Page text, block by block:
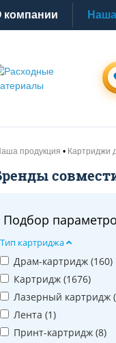
компании
продукция Картриджи
Подбор
Тип картриджа
Драм-картридж (160)
Картридж (1676)
Лазерный картридж (
Лента (1)
Принт-картридж (8)